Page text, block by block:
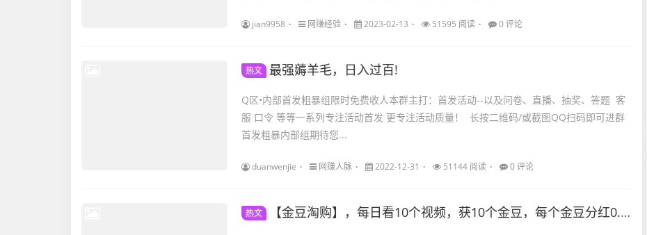
jian9958 网赚经验 2023-02-13 51595 阅读 0 评论
热文 最强薅羊毛，日入过百!
Q区•内部首发粗暴组限时免费收人本群主打：首发活动--以及问卷、直播、抽奖、答题 客
服 口令 等等一系列专注活动首发 更专注活动质量！ 长按二维码/或截图QQ扫码即可进群
首发粗暴内部组期待您...
duanwenjie 网赚人脉 2022-12-31 51144 阅读 0 评论
热文 【金豆淘购】，每日看10个视频，获10个金豆，每个金豆分红0.0035元，满0.1元可提现！纯零撸，无充值入口。